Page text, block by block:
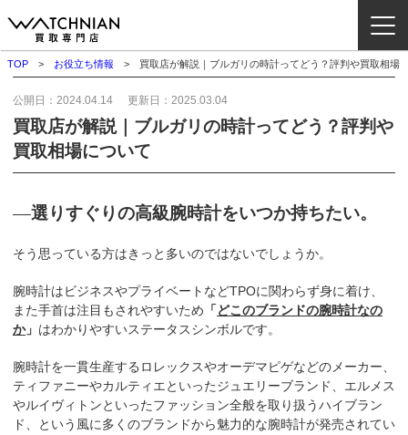
ブランドから探す
取扱いカテゴリ
よくある質問
査定方法
店舗一覧
お役立ち情報
お問い合わせ
TOP お役立ち情報 買取店が解説｜ブルガリの時計ってどう？評判や買取相場
買取店が解説｜ブルガリの時計ってどう？評判や
買取相場について
公開日： 2024.04.14 更新日： 2025.03.04
──選りすぐりの高級腕時計をいつか持ちたい。
そう思っている方はきっと多いのではないでしょうか。
腕時計はビジネスやプライベートなどTPOに関わらず身に着け、
また手首は注目もされやすいため 「どこのブランドの腕時計なの
か」 はわかりやすいステータスシンボルです。
腕時計を一貫生産するロレックスやオーデマピゲなどのメーカー、
ティファニーやカルティエといったジュエリーブランド、エルメス
やルイヴィトンといったファッション全般を取り扱うハイブラン
ド、という風に多くのブランドから魅力的な腕時計が発売されてい